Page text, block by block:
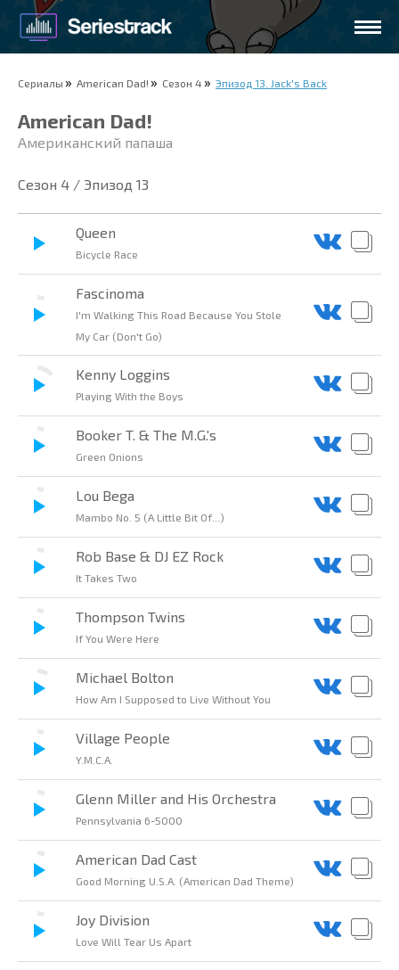
Сериалы American Dad! Сезон 4 Эпизод 13. Jack's Back
American Dad!
Американский папаша
Сезон 4 / Эпизод 13
Queen
Bicycle Race
Fascinoma
I'm Walking This Road Because You Stole
My Car (Don't Go)
Kenny Loggins
Playing With the Boys
Booker T. & The M.G.'s
Green Onions
Lou Bega
Mambo No. 5 (A Little Bit Of...)
Rob Base & DJ EZ Rock
It Takes Two
Thompson Twins
If You Were Here
Michael Bolton
How Am I Supposed to Live Without You
Village People
Y.M.C.A.
Glenn Miller and His Orchestra
Pennsylvania 6-5000
American Dad Cast
Good Morning U.S.A. (American Dad Theme)
Joy Division
Love Will Tear Us Apart